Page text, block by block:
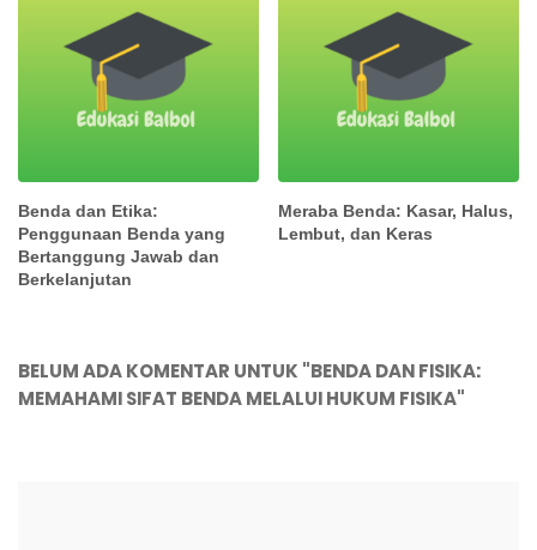
Benda dan Etika:
Penggunaan Benda yang
Bertanggung Jawab dan
Berkelanjutan
Meraba Benda: Kasar, Halus,
Lembut, dan Keras
BELUM ADA KOMENTAR UNTUK "BENDA DAN FISIKA:
MEMAHAMI SIFAT BENDA MELALUI HUKUM FISIKA"